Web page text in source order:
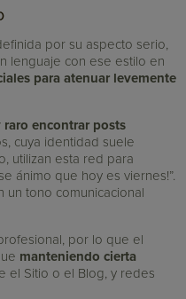
por su aspecto serio,
lenguaje con ese estilo en
para atenuar levemente
raro encontrar posts
cuya identidad suele
utilizan esta red para
ánimo que hoy es viernes!”.
un tono comunicacional
por lo que el
manteniendo cierta
el Sitio o el Blog, y redes